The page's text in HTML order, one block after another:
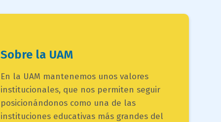
titulo
bloque
texto
Sobre la UAM
campo
texto
bloque
texto
En la UAM mantenemos unos valores
institucionales, que nos permiten seguir
posicionándonos como una de las
instituciones educativas más grandes del